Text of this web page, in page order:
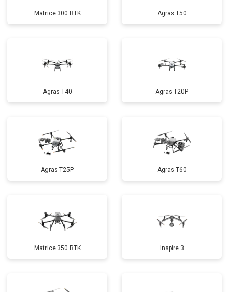
Matrice 300 RTK Agras T50
Agras T40 Agras T20P
Agras T25P Agras T60
Matrice 350 RTK Inspire 3